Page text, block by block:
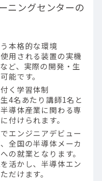
ニングセンターの
本格的な環境
用される装置の実機
ど、実際の開発・生
能です。
く学習体制
4名あたり講師1名と
導体産業に関わる専
付けられます。
エンジニアデビュー
全国の半導体メーカ
の就業となります。
活かし、半導体エン
だけます。